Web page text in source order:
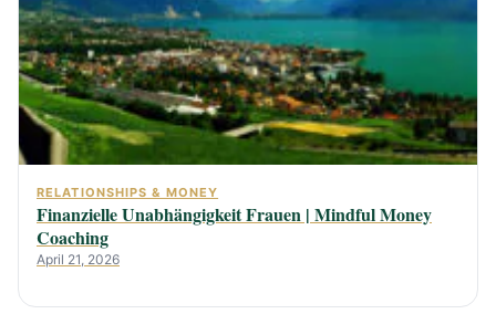
RELATIONSHIPS & MONEY
Finanzielle Unabhängigkeit Frauen | Mindful Money
Coaching
April 21, 2026